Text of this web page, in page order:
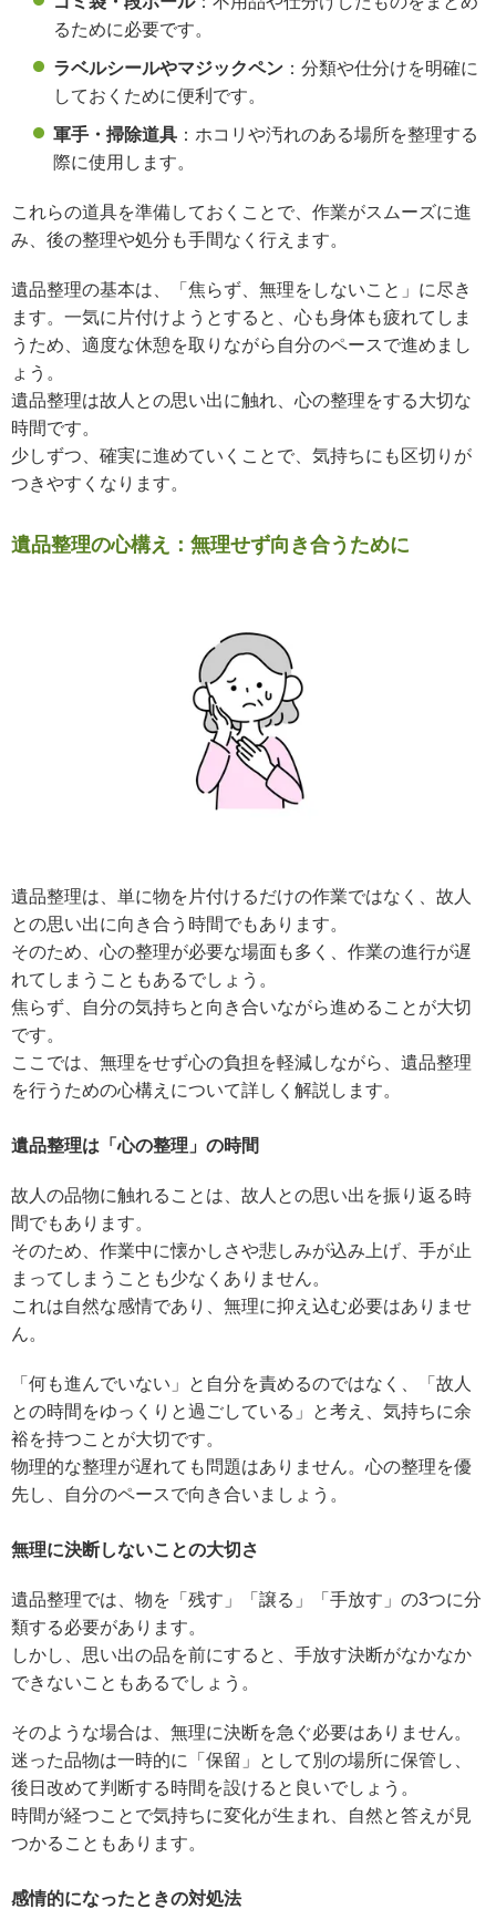
るために必要です。
ラベルシールやマジックペン ：分類や仕分けを明確に
しておくために便利です。
軍手・掃除道具 ：ホコリや汚れのある場所を整理する
際に使用します。
これらの道具を準備しておくことで、作業がスムーズに進
み、後の整理や処分も手間なく行えます。
遺品整理の基本は、「焦らず、無理をしないこと」に尽き
ます。一気に片付けようとすると、心も身体も疲れてしま
うため、適度な休憩を取りながら自分のペースで進めまし
ょう。
遺品整理は故人との思い出に触れ、心の整理をする大切な
時間です。
少しずつ、確実に進めていくことで、気持ちにも区切りが
つきやすくなります。
遺品整理の心構え：無理せず向き合うために
遺品整理は、単に物を片付けるだけの作業ではなく、故人
との思い出に向き合う時間でもあります。
そのため、心の整理が必要な場面も多く、作業の進行が遅
れてしまうこともあるでしょう。
焦らず、自分の気持ちと向き合いながら進めることが大切
です。
ここでは、無理をせず心の負担を軽減しながら、遺品整理
を行うための心構えについて詳しく解説します。
遺品整理は「心の整理」の時間
故人の品物に触れることは、故人との思い出を振り返る時
間でもあります。
そのため、作業中に懐かしさや悲しみが込み上げ、手が止
まってしまうことも少なくありません。
これは自然な感情であり、無理に抑え込む必要はありませ
ん。
「何も進んでいない」と自分を責めるのではなく、「故人
との時間をゆっくりと過ごしている」と考え、気持ちに余
裕を持つことが大切です。
物理的な整理が遅れても問題はありません。心の整理を優
先し、自分のペースで向き合いましょう。
無理に決断しないことの大切さ
遺品整理では、物を「残す」「譲る」「手放す」の3つに分
類する必要があります。
しかし、思い出の品を前にすると、手放す決断がなかなか
できないこともあるでしょう。
そのような場合は、無理に決断を急ぐ必要はありません。
迷った品物は一時的に「保留」として別の場所に保管し、
後日改めて判断する時間を設けると良いでしょう。
時間が経つことで気持ちに変化が生まれ、自然と答えが見
つかることもあります。
感情的になったときの対処法